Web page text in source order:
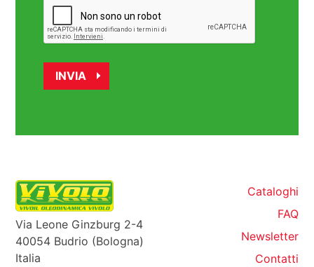
Via Leone Ginzburg 2-4
40054 Budrio (Bologna)
Italia
Cataloghi
FAQ
Newsletter
Contatti